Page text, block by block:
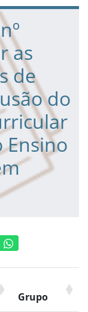
as
de
do
WhatsApp
Grupo